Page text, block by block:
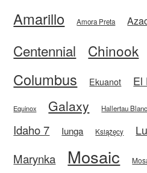
Amarillo Amora Preta
Centennial Chinook
Columbus Ekuanot El
Equinox Galaxy Hallertau Blanc
Idaho 7 Iunga Książęcy
Marynka
Mosaic